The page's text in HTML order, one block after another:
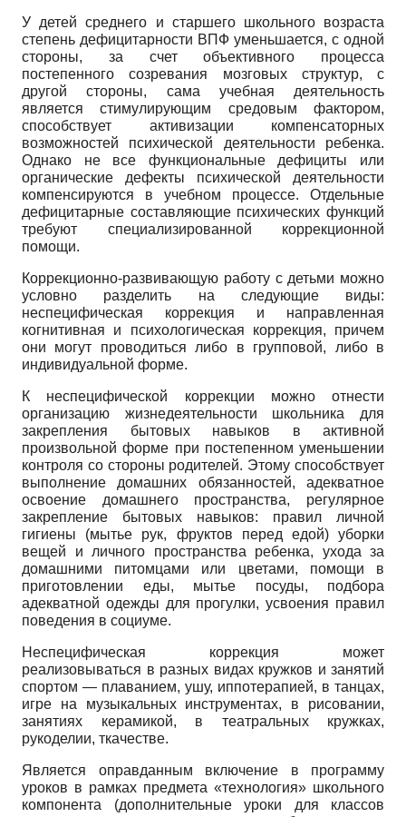
У детей среднего и старшего школьного возраста
степень дефицитарности ВПФ уменьшается, с одной
стороны, за счет объективного процесса
постепенного созревания мозговых структур, с
другой стороны, сама учебная деятельность
является стимулирующим средовым фактором,
способствует активизации компенсаторных
возможностей психической деятельности ребенка.
Однако не все функциональные дефициты или
органические дефекты психической деятельности
компенсируются в учебном процессе. Отдельные
дефицитарные составляющие психических функций
требуют специализированной коррекционной
помощи.
Коррекционно-развивающую работу с детьми можно
условно разделить на следующие виды:
неспецифическая коррекция и направленная
когнитивная и психологическая коррекция, причем
они могут проводиться либо в групповой, либо в
индивидуальной форме.
К неспецифической коррекции можно отнести
организацию жизнедеятельности школьника для
закрепления бытовых навыков в активной
произвольной форме при постепенном уменьшении
контроля со стороны родителей. Этому способствует
выполнение домашних обязанностей, адекватное
освоение домашнего пространства, регулярное
закрепление бытовых навыков: правил личной
гигиены (мытье рук, фруктов перед едой) уборки
вещей и личного пространства ребенка, ухода за
домашними питомцами или цветами, помощи в
приготовлении еды, мытье посуды, подбора
адекватной одежды для прогулки, усвоения правил
поведения в социуме.
Неспецифическая коррекция может
реализовываться в разных видах кружков и занятий
спортом — плаванием, ушу, иппотерапией, в танцах,
игре на музыкальных инструментах, в рисовании,
занятиях керамикой, в театральных кружках,
рукоделии, ткачестве.
Является оправданным включение в программу
уроков в рамках предмета «технология» школьного
компонента (дополнительные уроки для классов